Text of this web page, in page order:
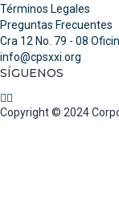
Términos Legales
Preguntas Frecuentes
Cra 12 No. 79 - 08
info@cpsxxi.org
SÍGUENOS
Copyright © 2024